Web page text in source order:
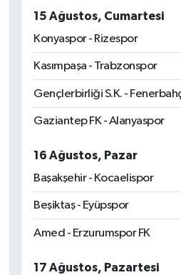
15 Ağustos, Cumartesi
Konyaspor - Rizespor
Kasımpaşa - Trabzonspor
Gençlerbirliği S.K. -
Gaziantep FK - Alanyaspor
16 Ağustos, Pazar
Başakşehir - Kocaelispor
Beşiktaş - Eyüpspor
Amed - Erzurumspor FK
17 Ağustos, Pazartesi